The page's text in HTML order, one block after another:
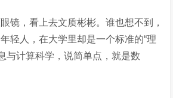
镜，看上去文质彬彬。谁也想不到，
轻人，在大学里却是一个标准的“理
与计算科学，说简单点，就是数